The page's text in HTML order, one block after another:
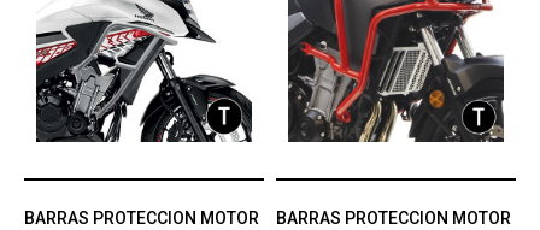
BARRAS PROTECCION MOTOR
BARRAS PROTECCION MOTOR